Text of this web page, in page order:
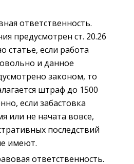
ответственность.
предусмотрен ст. 20.26
статье, если работа
и данное
законом, то
штраф до 1500
если забастовка
или не начата вовсе,
последствий
имеют.
ответственность.